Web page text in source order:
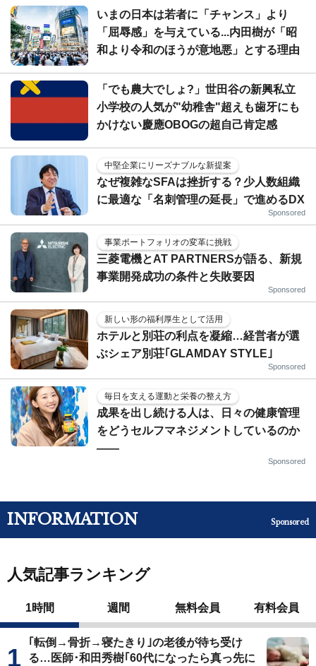
いまの日本は若者に「チャンス」より
「屈辱感」を与えている...内田樹が「昭
和より令和のほうが意地悪」とする理由
「でも農大でしょ?」世田谷の新興私立
小学校の人気が"幼稚舎"超えも歯牙にも
かけない慶應OBOGの超自己肯定感
中堅企業にリーズナブルな新提案
なぜ複雑なSFAは挫折する？少人数組織
に最適な「名刺管理の延長」で進めるDX
Sponsored
事業ポートフォリオの変革に挑戦
三菱電機とAT PARTNERSが語る、新規
事業開発成功の条件と失敗要因
Sponsored
新しい形の福利厚生として活用
ホテルと別荘の利点を凝縮…経営者が選
ぶシェア別荘｢GLAMDAY STYLE｣
Sponsored
毎日を支える運動と栄養の整え方
成果を出し続ける人は、日々の健康管理
をどうセルフマネジメントしているのか
——
Sponsored
INFORMATION Sponsored
人気記事ランキング
1時間 週間 無料会員 有料会員
｢転倒→骨折→寝たきり｣の老後が待ち受け
る…医師･和田秀樹｢60代になったら真っ先に